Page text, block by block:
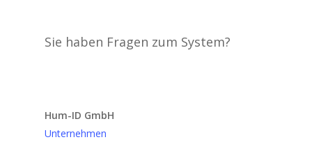
Sie haben Fragen zum System?
Hum-ID GmbH
Unternehmen